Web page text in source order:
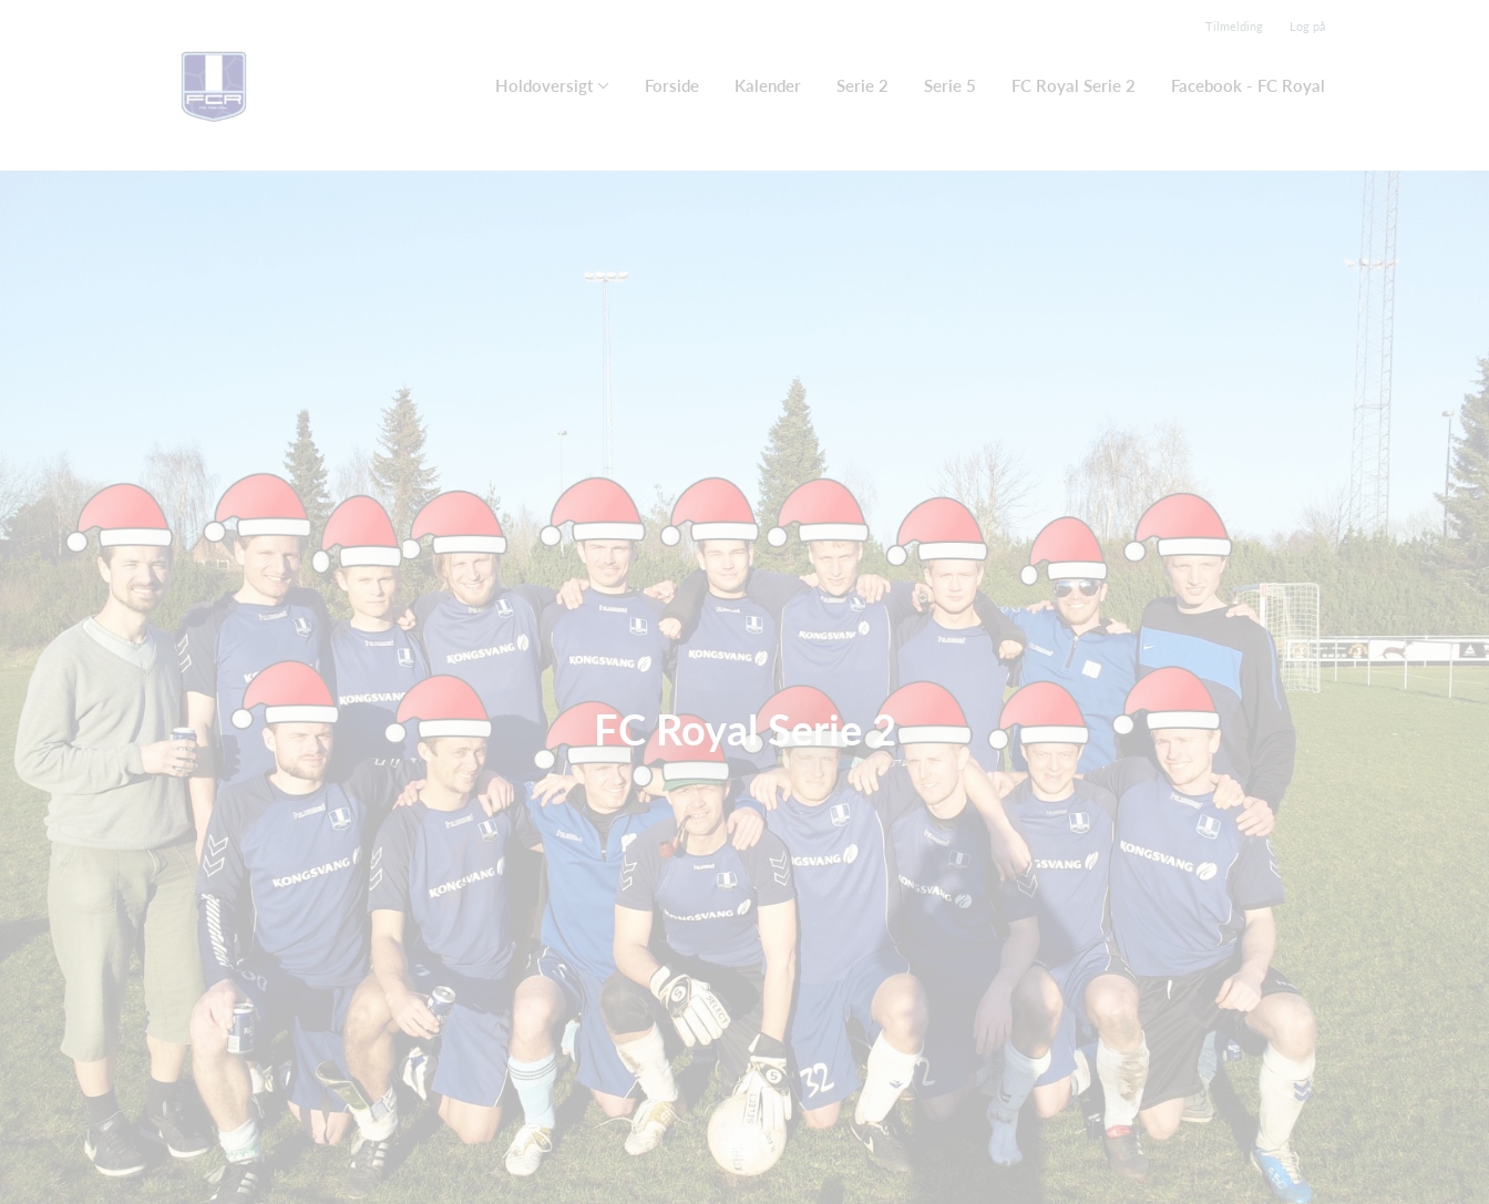
Tilmelding Log på
Holdoversigt Forside Kalender Serie 2 Serie 5 FC Royal Serie 2 Facebook - FC Royal
FC Royal Serie 2